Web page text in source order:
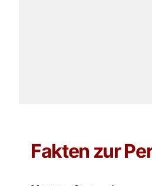
Fakten zur